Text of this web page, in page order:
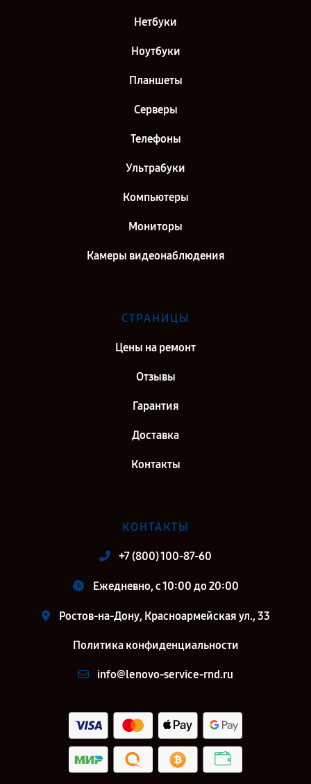
Нетбуки
Ноутбуки
Планшеты
Серверы
Телефоны
Ультрабуки
Компьютеры
Мониторы
Камеры видеонаблюдения
СТРАНИЦЫ
Цены на ремонт
Отзывы
Гарантия
Доставка
Контакты
КОНТАКТЫ
+7 (800) 100-87-60
Ежедневно, с 10:00 до 20:00
Ростов-на-Дону, Красноармейская ул., 33
Политика конфиденциальности
info@lenovo-service-rnd.ru